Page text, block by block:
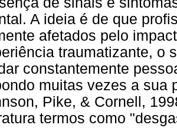
A ideia é de que
afetados pelo
traumatizante, o
constantemente
muitas vezes a sua
Pike, & Cornell,
termos como